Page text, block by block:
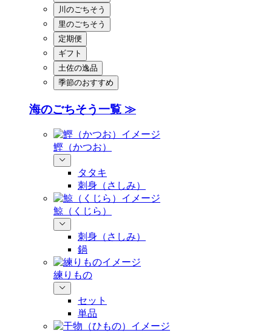
川のごちそう
里のごちそう
定期便
ギフト
土佐の逸品
季節のおすすめ
海のごちそう一覧 ≫
鰹（かつお）
タタキ
刺身（さしみ）
鯨（くじら）
刺身（さしみ）
鍋
練りもの
セット
単品